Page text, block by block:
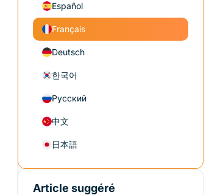
Español
Français
Deutsch
한국어
Русский
中文
日本語
Article suggéré